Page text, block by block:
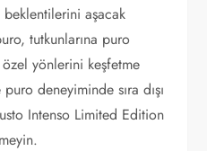
aşacak
tutkunlarına puro
yönlerini keşfetme
deneyiminde sıra dışı
Intenso Limited Edition